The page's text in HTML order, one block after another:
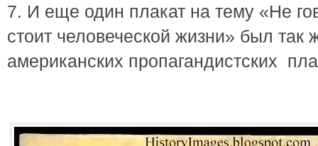
7. И еще один плакат на тему «Не
стоит человеческой жизни» был
американских пропагандистских